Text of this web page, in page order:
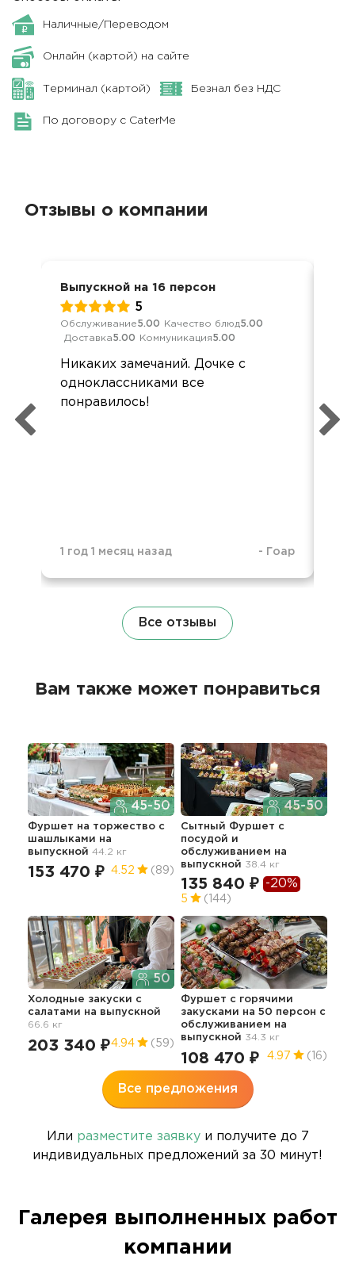
Наличные/Переводом
Онлайн (картой) на сайте
Терминал (картой) Безнал без НДС
По договору с CaterMe
Отзывы о компании
Выпускной на 16 персон
5
Обслуживание5.00 Качество блюд5.00
Доставка5.00 Коммуникация5.00
Никаких замечаний. Дочке с
одноклассниками все
понравилось!
1 год 1 месяц назад - Гоар
Все отзывы
Вам также может понравиться
45-50
Фуршет на торжество с
шашлыками на
выпускной 44.2 кг
153 470 ₽ 4.52 (89)
45-50
Сытный Фуршет с
посудой и
обслуживанием на
выпускной 38.4 кг
135 840 ₽ -20%
5 (144)
50
Холодные закуски с
салатами на выпускной
66.6 кг
203 340 ₽4.94 (59)
Фуршет с горячими
закусками на 50 персон с
обслуживанием на
выпускной 34.3 кг
108 470 ₽ 4.97 (16)
Все предложения
Или разместите заявкуи получите до 7
индивидуальных предложений за 30 минут!
Галерея выполненных работ
компании